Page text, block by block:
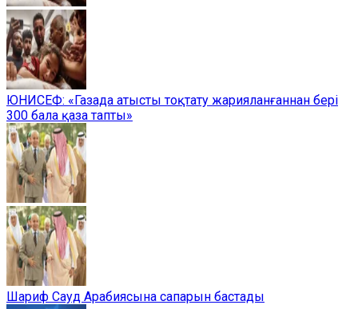
ЮНИСЕФ: «Газада атысты тоқтату жарияланғаннан бері
300 бала қаза тапты»
Шариф Сауд Арабиясына сапарын бастады